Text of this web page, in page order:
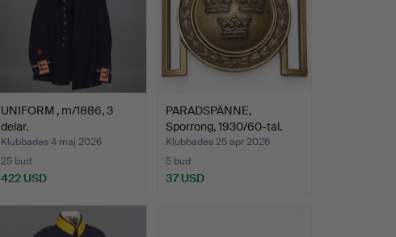
UNIFORM , m/1886, 3
delar.
Klubbades 4 maj 2026
25 bud
422 USD
PARADSPÄNNE,
Sporrong, 1930/60-tal.
Klubbades 25 apr 2026
5 bud
37 USD